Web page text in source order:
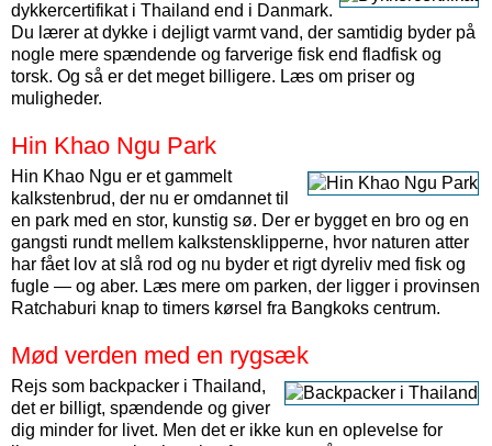
dykkercertifikat i Thailand end i Danmark.
Du lærer at dykke i dejligt varmt vand, der samtidig byder på
nogle mere spændende og farverige fisk end fladfisk og
torsk. Og så er det meget billigere. Læs om priser og
muligheder.
Hin Khao Ngu Park
Hin Khao Ngu er et gammelt
kalkstenbrud, der nu er omdannet til
en park med en stor, kunstig sø. Der er bygget en bro og en
gangsti rundt mellem kalkstensklipperne, hvor naturen atter
har fået lov at slå rod og nu byder et rigt dyreliv med fisk og
fugle — og aber. Læs mere om parken, der ligger i provinsen
Ratchaburi knap to timers kørsel fra Bangkoks centrum.
Mød verden med en rygsæk
Rejs som backpacker i Thailand,
det er billigt, spændende og giver
dig minder for livet. Men det er ikke kun en oplevelse for